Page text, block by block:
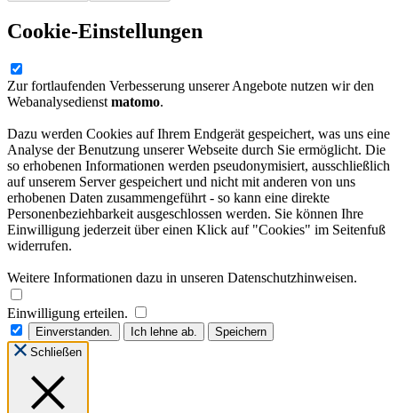
Cookie-Einstellungen
Zur fortlaufenden Verbesserung unserer Angebote nutzen wir den
Webanalysedienstmatomo.
Dazu werden Cookies auf Ihrem Endgerät gespeichert, was uns eine
Analyse der Benutzung unserer Webseite durch Sie ermöglicht. Die
so erhobenen Informationen werden pseudonymisiert, ausschließlich
auf unserem Server gespeichert und nicht mit anderen von uns
erhobenen Daten zusammengeführt - so kann eine direkte
Personenbeziehbarkeit ausgeschlossen werden. Sie können Ihre
Einwilligung jederzeit über einen Klick auf "Cookies" im Seitenfuß
widerrufen.
Weitere Informationen dazu in unseren Datenschutzhinweisen.
Einwilligung erteilen.
Einverstanden. Ich lehne ab.
Speichern
Schließen